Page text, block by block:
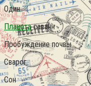
Один
Планетасаванн
Пробуждение почвы
Сварог
Сон